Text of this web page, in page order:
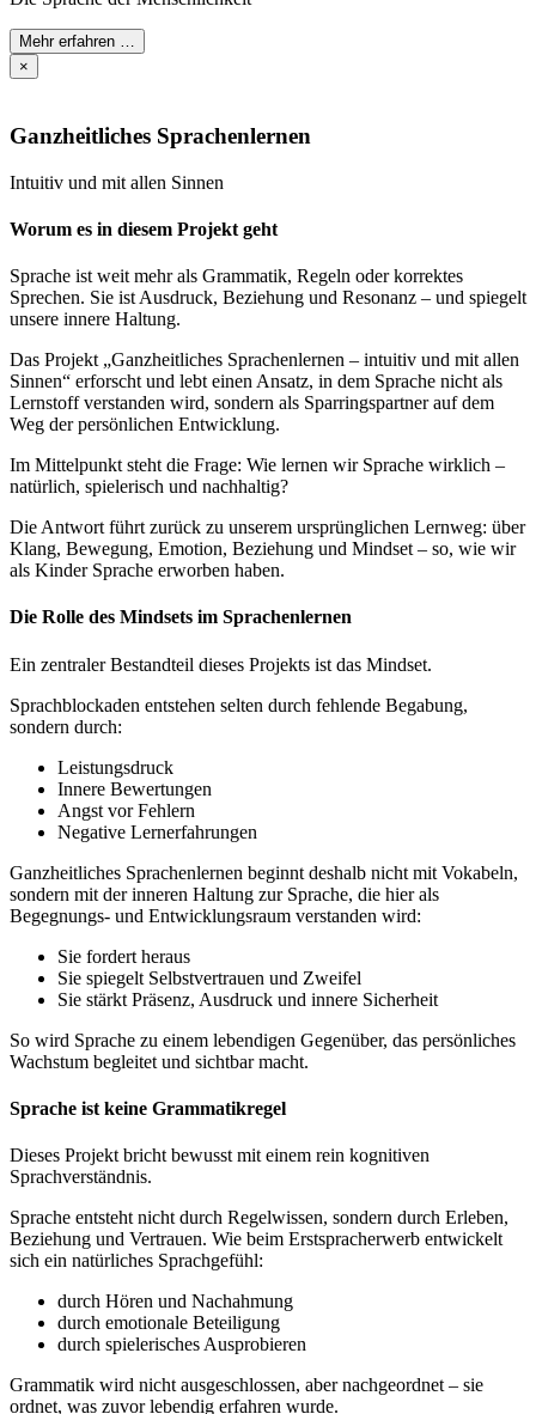
Mehr erfahren …
×
Ganzheitliches Sprachenlernen
Intuitiv und mit allen Sinnen
Worum es in diesem Projekt geht
Sprache ist weit mehr als Grammatik, Regeln oder korrektes
Sprechen. Sie ist Ausdruck, Beziehung und Resonanz – und spiegelt
unsere innere Haltung.
Das Projekt „Ganzheitliches Sprachenlernen – intuitiv und mit allen
Sinnen“ erforscht und lebt einen Ansatz, in dem Sprache nicht als
Lernstoff verstanden wird, sondern als Sparringspartner auf dem
Weg der persönlichen Entwicklung.
Im Mittelpunkt steht die Frage: Wie lernen wir Sprache wirklich –
natürlich, spielerisch und nachhaltig?
Die Antwort führt zurück zu unserem ursprünglichen Lernweg: über
Klang, Bewegung, Emotion, Beziehung und Mindset – so, wie wir
als Kinder Sprache erworben haben.
Die Rolle des Mindsets im Sprachenlernen
Ein zentraler Bestandteil dieses Projekts ist das Mindset.
Sprachblockaden entstehen selten durch fehlende Begabung,
sondern durch:
Leistungsdruck
Innere Bewertungen
Angst vor Fehlern
Negative Lernerfahrungen
Ganzheitliches Sprachenlernen beginnt deshalb nicht mit Vokabeln,
sondern mit der inneren Haltung zur Sprache, die hier als
Begegnungs- und Entwicklungsraum verstanden wird:
Sie fordert heraus
Sie spiegelt Selbstvertrauen und Zweifel
Sie stärkt Präsenz, Ausdruck und innere Sicherheit
So wird Sprache zu einem lebendigen Gegenüber, das persönliches
Wachstum begleitet und sichtbar macht.
Sprache ist keine Grammatikregel
Dieses Projekt bricht bewusst mit einem rein kognitiven
Sprachverständnis.
Sprache entsteht nicht durch Regelwissen, sondern durch Erleben,
Beziehung und Vertrauen. Wie beim Erstspracherwerb entwickelt
sich ein natürliches Sprachgefühl:
durch Hören und Nachahmung
durch emotionale Beteiligung
durch spielerisches Ausprobieren
Grammatik wird nicht ausgeschlossen, aber nachgeordnet – sie
ordnet, was zuvor lebendig erfahren wurde.